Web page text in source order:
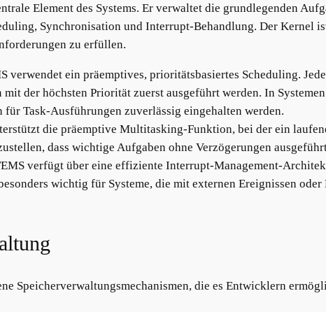
Element des Systems. Er verwaltet die grundlegenden
Synchronisation und Interrupt-Behandlung. Der Kernel
zu erfüllen.
verwendet ein präemptives, prioritätsbasiertes Scheduling.
mit der höchsten Priorität zuerst ausgeführt werden. In
für Task-Ausführungen zuverlässig eingehalten werden.
die präemptive Multitasking-Funktion, bei der ein
dass wichtige Aufgaben ohne Verzögerungen
verfügt über eine effiziente Interrupt-Management-
wichtig für Systeme, die mit externen Ereignissen
Speicherverwaltungsmechanismen, die es Entwicklern